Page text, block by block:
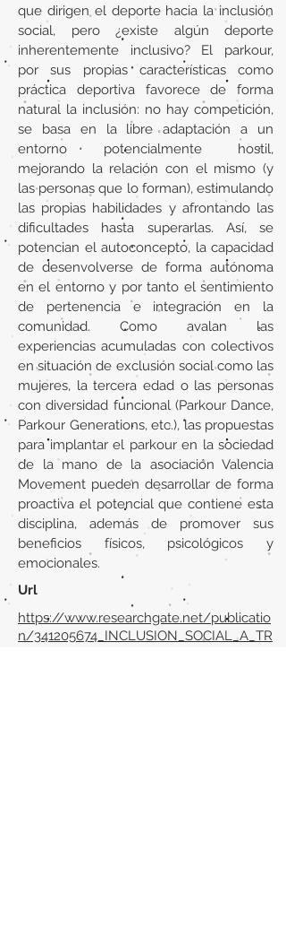
que dirigen el deporte hacia la inclusión
social, pero ¿existe algún deporte
inherentemente inclusivo? El parkour,
por sus propias características como
práctica deportiva favorece de forma
natural la inclusión: no hay competición,
se basa en la libre adaptación a un
entorno potencialmente hostil,
mejorando la relación con el mismo (y
las personas que lo forman), estimulando
las propias habilidades y afrontando las
dificultades hasta superarlas. Así, se
potencian el autoconcepto, la capacidad
de desenvolverse de forma autónoma
en el entorno y por tanto el sentimiento
de pertenencia e integración en la
comunidad. Como avalan las
experiencias acumuladas con colectivos
en situación de exclusión social como las
mujeres, la tercera edad o las personas
con diversidad funcional (Parkour Dance,
Parkour Generations, etc.), las propuestas
para implantar el parkour en la sociedad
de la mano de la asociación Valencia
Movement pueden desarrollar de forma
proactiva el potencial que contiene esta
disciplina, además de promover sus
beneficios físicos, psicológicos y
emocionales.
Url
https://www.researchgate.net/publicatio
n/341205674_INCLUSION_SOCIAL_A_TR